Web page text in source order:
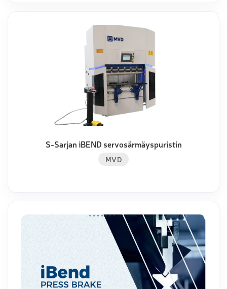
S-Sarjan iBEND servosärmäyspuristin
MVD